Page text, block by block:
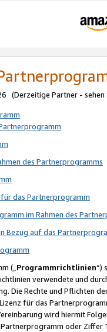
(Derzeitige Partner - sehen
des Partnerprogramms
das Partnerprogramm
im Rahmen des
Bezug auf das
(„Programmrichtlinien“)
verwendete und
Die Rechte und Pflichten
für das
wird hiermit
oder